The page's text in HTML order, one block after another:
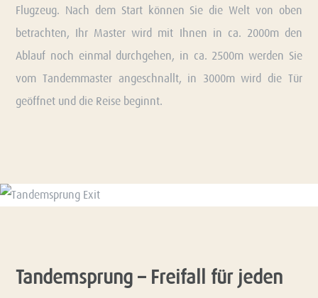
Flugzeug. Nach dem Start können Sie die Welt von oben
betrachten, Ihr Master wird mit Ihnen in ca. 2000m den
Ablauf noch einmal durchgehen, in ca. 2500m werden Sie
vom Tandemmaster angeschnallt, in 3000m wird die Tür
geöffnet und die Reise beginnt.
Tandemsprung – Freifall für jeden